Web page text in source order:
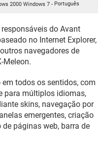
GMAIL
GMAIL
2000 Windows 7 - Português
do Avant
no Internet Explorer,
navegadores de
Meleon.
todos os sentidos, com
para múltiplos idiomas,
skins, navegação por
emergentes, criação
páginas web, barra de